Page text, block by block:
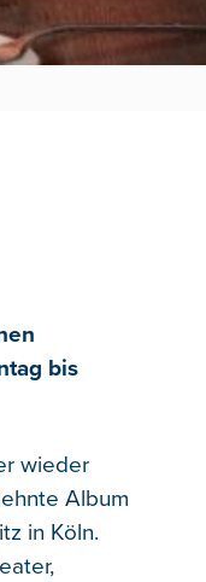
bis
wieder
Album
in Köln.